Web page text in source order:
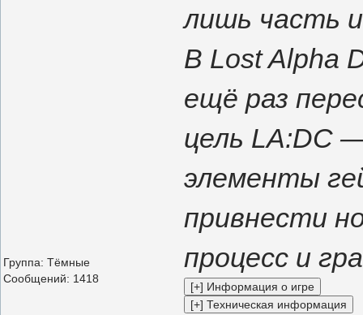
Группа: Тёмные
Сообщений: 1418
лишь часть
В Lost Alpha
ещё раз
цель LA:DC
элементы
привнести
процесс и